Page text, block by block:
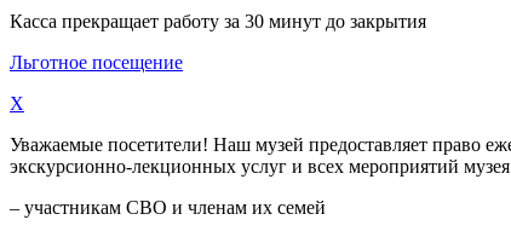
Касса прекращает работу за 30 минут до закрытия
Льготное посещение
X
Уважаемые посетители! Наш музей предоставляет право
экскурсионно-лекционных услуг и всех мероприятий
– участникам СВО и членам их семей